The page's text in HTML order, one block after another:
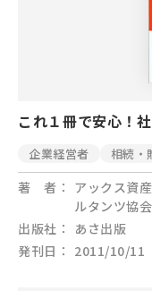
これ１冊で安心！
企業経営者 相続・
著 者
アックス資
ルタンツ協
出版社
あさ出版
発刊日
2011/10/11